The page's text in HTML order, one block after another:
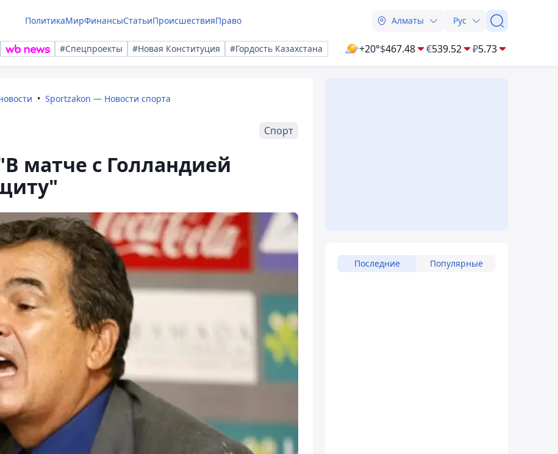
ПолитикаМирФинансыСтатьиПроисшествияПраво Алматы Рус
#Спецпроекты #Новая Конституция #Гордость Казахстана +20°$467.48 €539.52 ₽5.73
Sportzakon — Новости спорта
Спорт
матче с Голландией
Последние Популярные